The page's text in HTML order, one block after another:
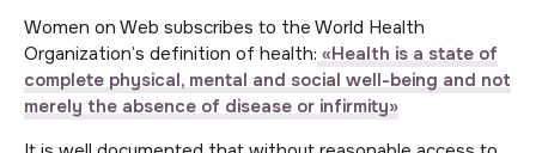
Women on Web subscribes to the World Health
Organization’s definition of health: «Health is a state of
complete physical, mental and social well-being and not
merely the absence of disease or infirmity»